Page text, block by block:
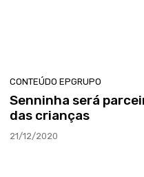
CONTEÚDO EPGRUPO
Senninha será
das crianças
21/12/2020